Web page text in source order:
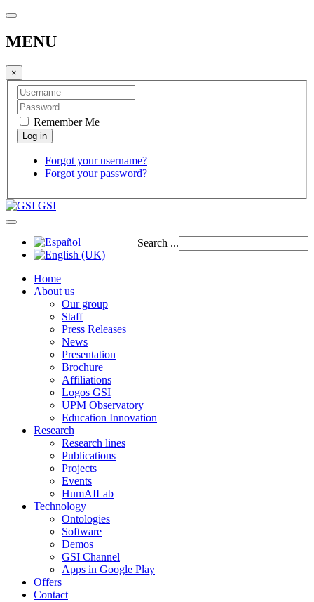
MENU
×
Remember Me
Forgot your username?
Forgot your password?
GSI
Search ...
Home
About us
Our group
Staff
Press Releases
News
Presentation
Brochure
Affiliations
Logos GSI
UPM Observatory
Education Innovation
Research
Research lines
Publications
Projects
Events
HumAILab
Technology
Ontologies
Software
Demos
GSI Channel
Apps in Google Play
Offers
Contact